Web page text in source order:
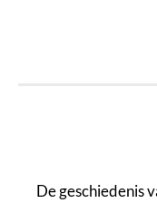
De geschiedenis